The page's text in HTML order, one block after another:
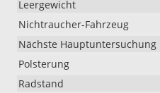
Leergewicht
Nichtraucher-Fahrzeug
Nächste Hauptuntersuchung
Polsterung
Radstand